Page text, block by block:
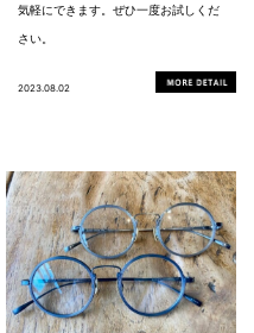
気軽にできます。ぜひ一度お試しくだ
さい。
2023.08.02